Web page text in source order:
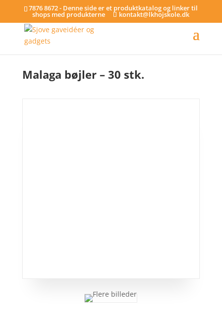
7876 8672 - Denne side er et produktkatalog og linker til
shops med produkterne kontakt@lkhojskole.dk
Malaga bøjler – 30 stk.